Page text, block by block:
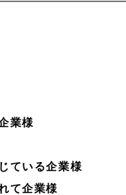
業様
ている企業様
て企業様